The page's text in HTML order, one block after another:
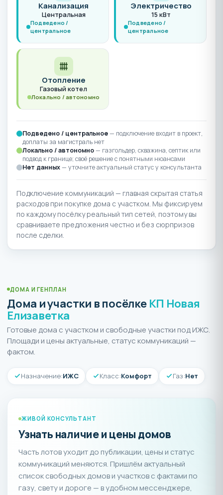
Канализация
Центральная
Подведено /
центральное
Электричество
15 кВт
Подведено /
центральное
Отопление
Газовый котел
Локально / автономно
Подведено / центральное— подключение входит в проект,
доплаты за магистраль нет
Локально / автономно— газгольдер, скважина, септик или
подвод к границе; своё решение с понятными нюансами
Нет данных— уточните актуальный статус у консультанта
Подключение коммуникаций — главная скрытая статья
расходов при покупке дома с участком. Мы фиксируем
по каждому посёлку реальный тип сетей, поэтому вы
сравниваете предложения честно и без сюрпризов
после сделки.
ДОМА И ГЕНПЛАН
Дома и участки в посёлке КП Новая
Елизаветка
Готовые дома с участком и свободные участки под ИЖС.
Площади и цены актуальные, статус коммуникаций —
фактом.
Назначение:ИЖС Класс:Комфорт Газ:Нет
ЖИВОЙ КОНСУЛЬТАНТ
Узнать наличие и цены домов
Часть лотов уходит до публикации, цены и статус
коммуникаций меняются. Пришлём актуальный
список свободных домов и участков с фактами по
газу, свету и дороге — в удобном мессенджере,